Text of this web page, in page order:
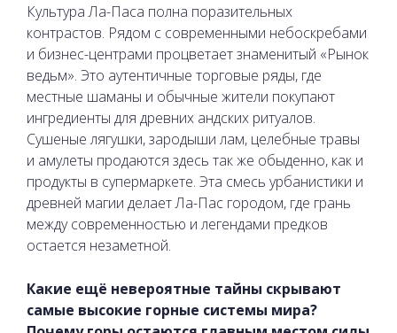
Культура Ла-Паса полна поразительных
контрастов. Рядом с современными небоскребами
и бизнес-центрами процветает знаменитый «Рынок
ведьм». Это аутентичные торговые ряды, где
местные шаманы и обычные жители покупают
ингредиенты для древних андских ритуалов.
Сушеные лягушки, зародыши лам, целебные травы
и амулеты продаются здесь так же обыденно, как и
продукты в супермаркете. Эта смесь урбанистики и
древней магии делает Ла-Пас городом, где грань
между современностью и легендами предков
остается незаметной.
Какие ещё невероятные тайны скрывают
самые высокие горные системы мира?